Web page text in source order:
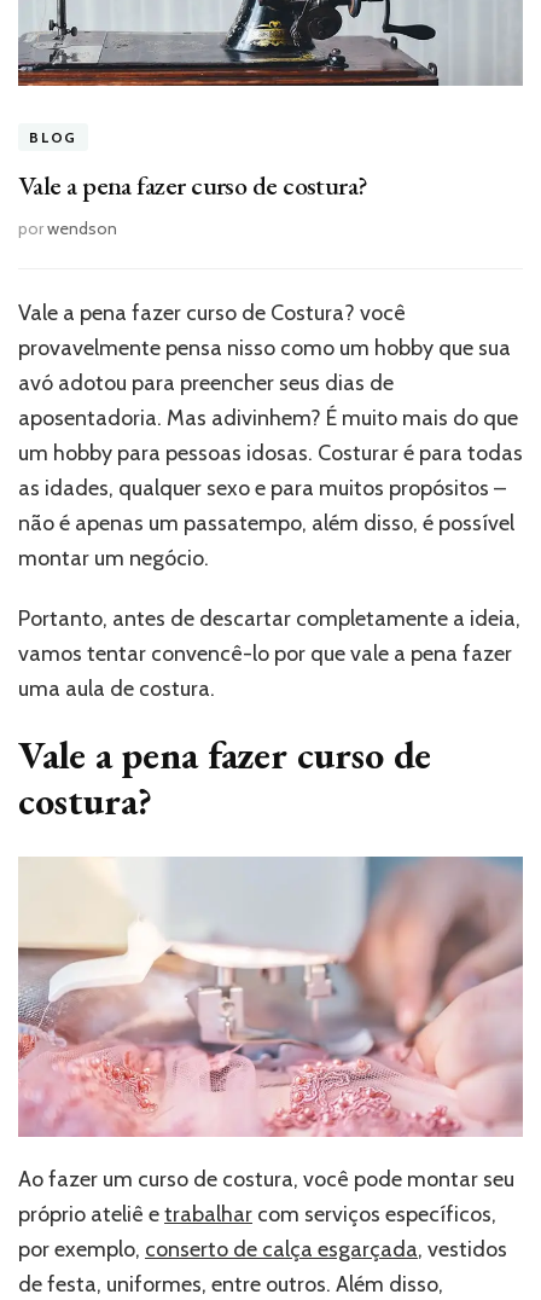
BLOG
Vale a pena fazer curso de costura?
porwendson
Vale a pena fazer curso de Costura? você
provavelmente pensa nisso como um hobby que sua
avó adotou para preencher seus dias de
aposentadoria. Mas adivinhem? É muito mais do que
um hobby para pessoas idosas. Costurar é para todas
as idades, qualquer sexo e para muitos propósitos –
não é apenas um passatempo, além disso, é possível
montar um negócio.
Portanto, antes de descartar completamente a ideia,
vamos tentar convencê-lo por que vale a pena fazer
uma aula de costura.
Vale a pena fazer curso de
costura?
Ao fazer um curso de costura, você pode montar seu
próprio ateliê etrabalhar com serviços específicos,
por exemplo, conserto de calça esgarçada, vestidos
de festa, uniformes, entre outros. Além disso,